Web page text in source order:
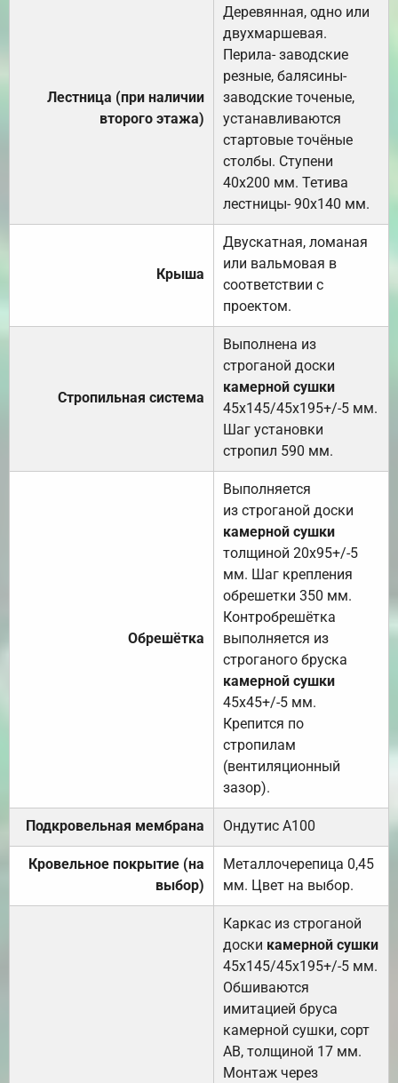
Лестница (при наличии
второго этажа)
Деревянная, одно или
двухмаршевая.
Перила- заводские
резные, балясины-
заводские точеные,
устанавливаются
стартовые точёные
столбы. Ступени
40х200 мм. Тетива
лестницы- 90х140 мм.
Крыша
Двускатная, ломаная
или вальмовая в
соответствии с
проектом.
Стропильная система
Выполнена из
строганой доски
камерной сушки
45х145/45х195+/-5 мм.
Шаг установки
стропил 590 мм.
Обрешётка
Выполняется
из строганой доски
камерной сушки
толщиной 20х95+/-5
мм. Шаг крепления
обрешетки 350 мм.
Контробрешётка
выполняется из
строганого бруска
камерной сушки
45х45+/-5 мм.
Крепится по
стропилам
(вентиляционный
зазор).
Подкровельная мембрана Ондутис А100
Кровельное покрытие (на
выбор)
Металлочерепица 0,45
мм. Цвет на выбор.
Каркас из строганой
доски камерной сушки
45х145/45х195+/-5 мм.
Обшиваются
имитацией бруса
камерной сушки, сорт
АВ, толщиной 17 мм.
Монтаж через